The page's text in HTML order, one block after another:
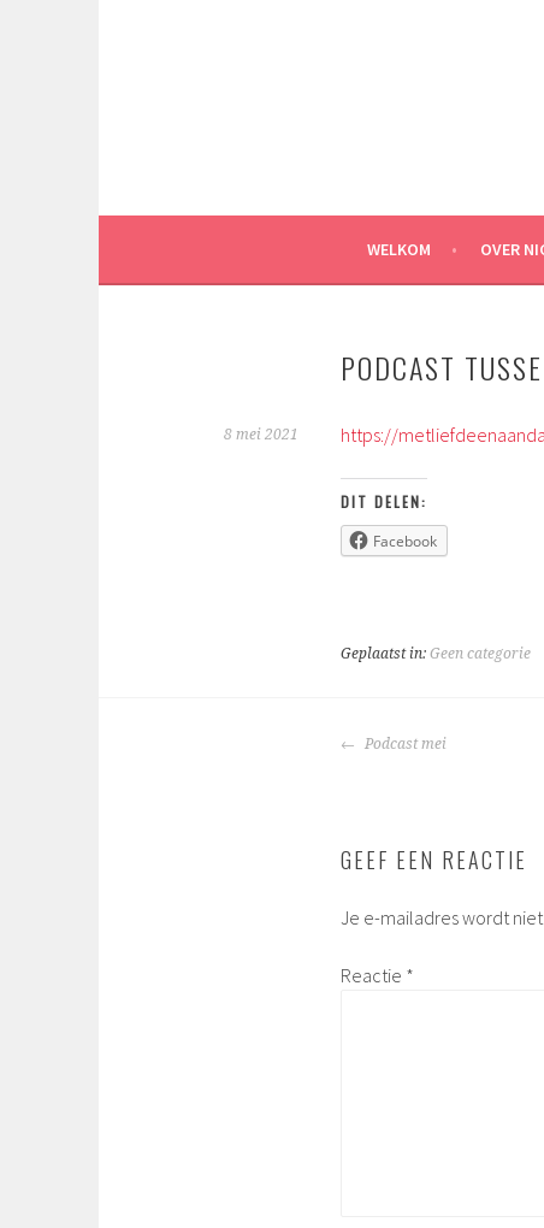
WELKOM OVER
PODCAST
8 mei 2021 https://
DIT DELEN:
Facebook
Geplaatst in: Geen categorie
Podcast mei
GEEF EEN REACTIE
Je e-mailadres wordt
Reactie *